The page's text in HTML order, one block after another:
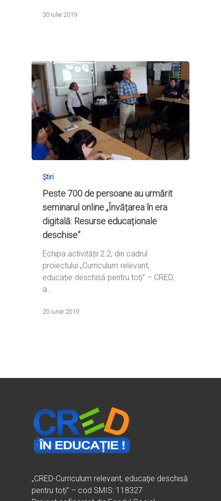
30 iulie 2019
Știri
Peste 700 de persoane au urmărit
seminarul online „Învățarea în era
digitală: Resurse educaționale
deschise”
Echipa activității 2.2, din cadrul
proiectului „Curriculum relevant,
educație deschisă pentru toți” – CRED,
a…
20 iunie 2019
„CRED-Curriculum relevant, educație deschisă
pentru toți” – cod SMIS: 118327